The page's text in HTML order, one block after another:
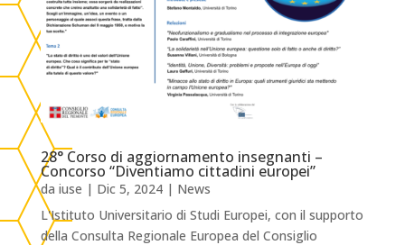
28° Corso di aggiornamento insegnanti –
Concorso “Diventiamo cittadini europei”
da iuse | Dic 5, 2024| News
L'Istituto Universitario di Studi Europei, con il supporto
della Consulta Regionale Europea del Consiglio